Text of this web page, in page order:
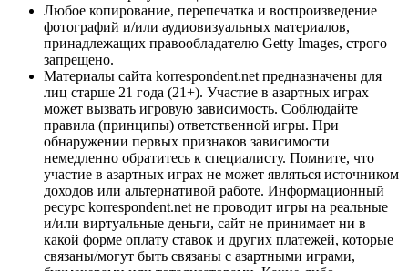
Любое копирование, перепечатка и воспроизведение
фотографий и/или аудиовизуальных материалов,
принадлежащих правообладателю Getty Images, строго
запрещено.
Материалы сайта korrespondent.net предназначены для
лиц старше 21 года (21+). Участие в азартных играх
может вызвать игровую зависимость. Соблюдайте
правила (принципы) ответственной игры. При
обнаружении первых признаков зависимости
немедленно обратитесь к специалисту. Помните, что
участие в азартных играх не может являться источником
доходов или альтернативой работе. Информационный
ресурс korrespondent.net не проводит игры на реальные
и/или виртуальные деньги, сайт не принимает ни в
какой форме оплату ставок и других платежей, которые
связаны/могут быть связаны с азартными играми,